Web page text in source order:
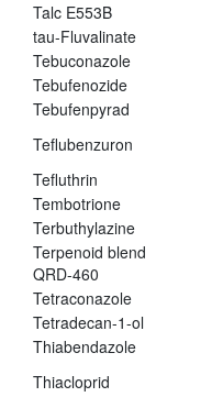
Talc E553B
tau-Fluvalinate
Tebuconazole
Tebufenozide
Tebufenpyrad
Teflubenzuron
Tefluthrin
Tembotrione
Terbuthylazine
Terpenoid blend
QRD-460
Tetraconazole
Tetradecan-1-ol
Thiabendazole
Thiacloprid